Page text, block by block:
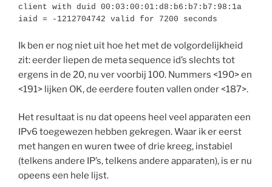
client with duid 00:03:00:01:d8:b6:b7:b7:98:1a
Ik ben er nog niet uit hoe het met de volgordelijkheid
zit: eerder liepen de meta sequence id’s slechts tot
ergens in de 20, nu ver voorbij 100. Nummers <190> en
<191> lijken OK, de eerdere fouten vallen onder <187>.
Het resultaat is nu dat opeens heel veel apparaten een
IPv6 toegewezen hebben gekregen. Waar ik er eerst
met hangen en wuren twee of drie kreeg, instabiel
(telkens andere IP’s, telkens andere apparaten), is er nu
opeens een hele lijst.